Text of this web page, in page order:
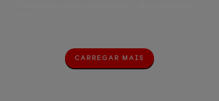
C
A
CARREGAR MAIS